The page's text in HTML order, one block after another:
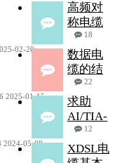
高频对
称电缆
18
02-20
数据电
缆的结
22
2025-01-15
求助
AI/TIA-
12
2024-05-08
XDSL电